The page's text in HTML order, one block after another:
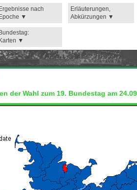
Ergebnisse nach
Epoche
Erläuterungen,
Abkürzungen
Bundestag:
Karten
der Wahl zum 19. Bundestag am